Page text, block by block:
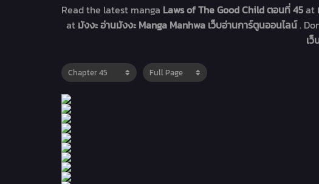
Read the latest manga Laws of The Good Child ตอนที่ 45at
at มังงะ อ่านมังงะ Manga Manhwa เว็บอ่านการ์ตูนออนไลน์.
เ